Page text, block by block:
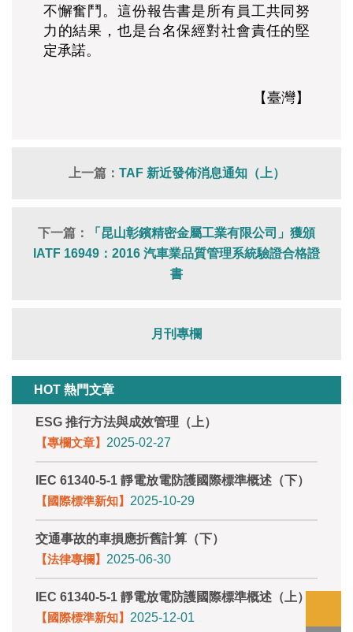
不懈奮鬥。這份報告書是所有員工共同努
力的結果，也是台名保經對社會責任的堅
定承諾。
【臺灣】
上一篇： TAF 新近發佈消息通知（上）
下一篇：
「昆山彰鑌精密金屬工業有限公司」獲頒
IATF 16949：2016 汽車業品質管理系統驗證合格證
書
月刊專欄
HOT 熱門文章
ESG 推行方法與成效管理（上）
【專欄文章】 2025-02-27
IEC 61340-5-1 靜電放電防護國際標準概述（下）
【國際標準新知】 2025-10-29
交通事故的車損應折舊計算（下）
【法律專欄】 2025-06-30
IEC 61340-5-1 靜電放電防護國際標準概述（上）
【國際標準新知】 2025-12-01